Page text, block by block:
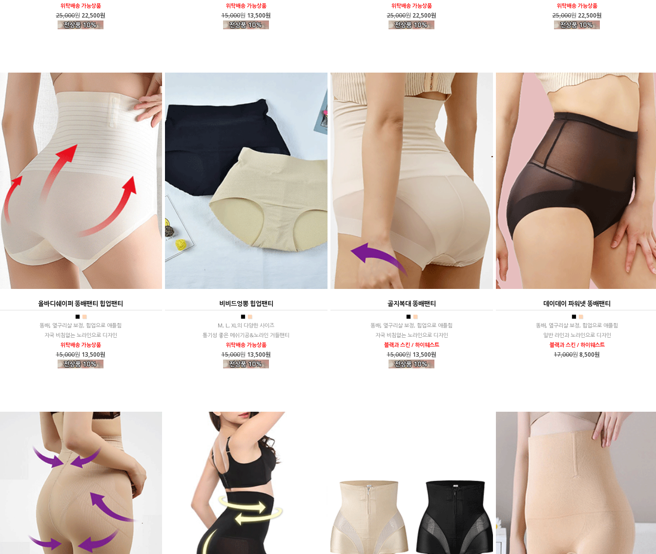
위탁배송 가능상품
25,000원 22,500원
위탁배송 가능상품
15,000원 13,500원
위탁배송 가능상품
25,000원 22,500원
위탁배송 가능상품
25,000원 22,500원
올바디쉐이퍼 똥배팬티 힙업팬티
■ ■
똥배, 옆구리살 보정, 힙업으로 애플힘
자국 비침없는 노라인으로 디자인
위탁배송 가능상품
15,000원 13,500원
비비드엉뽕 힙업팬티
■ ■
M, L, XL의 다양한 사이즈
통기성 좋은 메쉬기공&노라인 거들팬티
위탁배송 가능상품
15,000원 13,500원
골지복대 똥배팬티
■ ■
똥배, 옆구리살 보정, 힙업으로 애플힘
자국 비침없는 노라인으로 디자인
블랙과 스킨 / 하이웨스트
15,000원 13,500원
데이데이 파워넷 똥배팬티
■ ■
똥배, 옆구리살 보정, 힙업으로 애플힘
일반 라인과 노라인으로 디자인
블랙과 스킨 / 하이웨스트
17,000원 8,500원